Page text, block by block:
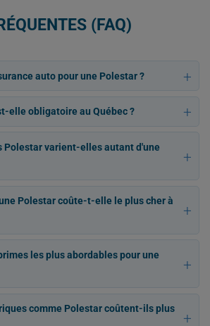
(FAQ)
auto pour une Polestar ?
elle obligatoire au Québec ?
Polestar varient-elles autant d'une
Polestar coûte-t-elle le plus cher à
les plus abordables pour une
comme Polestar coûtent-ils plus